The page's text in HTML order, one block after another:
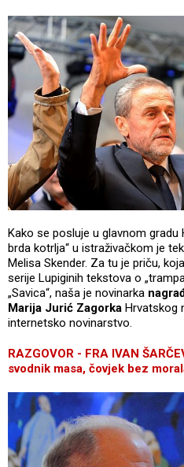
Kako se posluje u glavnom
brda kotrlja“ u istraživačkom je
Melisa Skender. Za tu je priču,
serije Lupiginih tekstova o
„Savica“, naša je novinarka
Marija Jurić Zagorka Hrvatskog
internetsko novinarstvo.
RAZGOVOR - FRA IVAN
svodnik masa, čovjek bez